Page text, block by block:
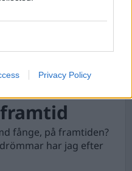
Privacy Policy
bloggar
nu har
börjat.
fånge, på framtiden?
har jag efter